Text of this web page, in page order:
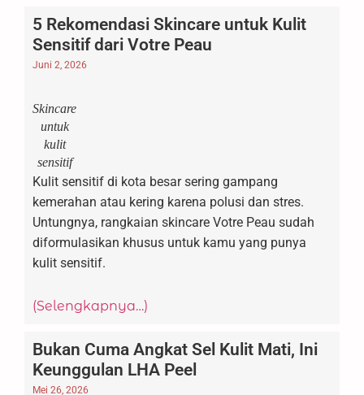
5 Rekomendasi Skincare untuk Kulit
Sensitif dari Votre Peau
Juni 2, 2026
Skincare
untuk
kulit
sensitif
Kulit sensitif di kota besar sering gampang
kemerahan atau kering karena polusi dan stres.
Untungnya, rangkaian skincare Votre Peau sudah
diformulasikan khusus untuk kamu yang punya
kulit sensitif.
(Selengkapnya…)
Bukan Cuma Angkat Sel Kulit Mati, Ini
Keunggulan LHA Peel
Mei 26, 2026